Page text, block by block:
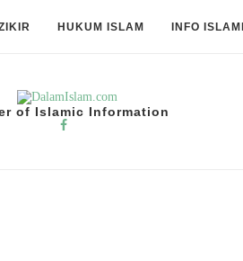
HUKUM ISLAM INFO ISLAMI
of Islamic Information